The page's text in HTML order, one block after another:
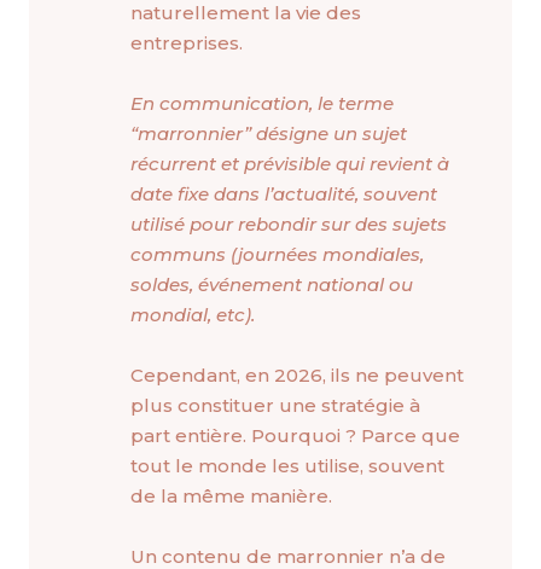
naturellement la vie des
entreprises.
En communication, le terme
“marronnier” désigne un sujet
récurrent et prévisible qui revient à
date fixe dans l’actualité, souvent
utilisé pour rebondir sur des sujets
communs (journées mondiales,
soldes, événement national ou
mondial, etc).
Cependant, en 2026, ils ne peuvent
plus constituer une stratégie à
part entière. Pourquoi ? Parce que
tout le monde les utilise, souvent
de la même manière.
Un contenu de marronnier n’a de